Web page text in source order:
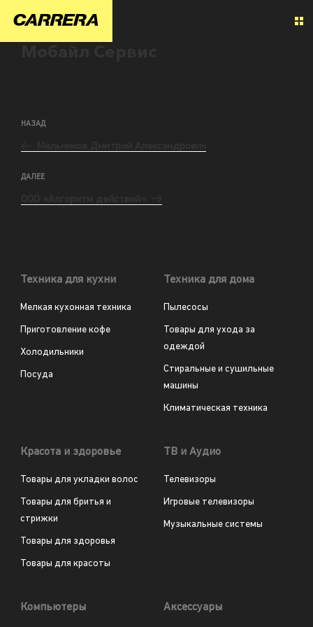
НАЗАД
ДАЛЕЕ
Техника для кухни
Мелкая кухонная техника
Приготовление кофе
Холодильники
Посуда
Техника для дома
Пылесосы
Товары для ухода за
одеждой
Стиральные и сушильные
машины
Климатическая техника
Красота и здоровье
Товары для укладки волос
Товары для бритья и
стрижки
Товары для здоровья
Товары для красоты
ТВ и Аудио
Телевизоры
Игровые телевизоры
Музыкальные системы
Компьютеры Аксессуары